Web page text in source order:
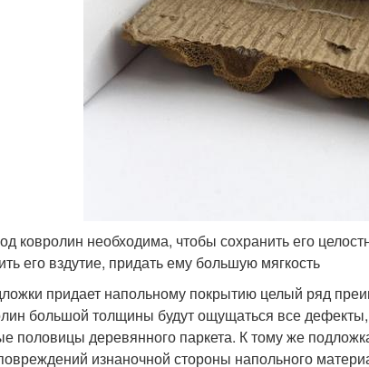
ковролин необходима, чтобы сохранить его
его вздутие, придать ему большую мягкость
придает напольному покрытию целый ряд
большой толщины будут ощущаться все
половицы деревянного паркета. К тому же
изнаночной стороны напольного